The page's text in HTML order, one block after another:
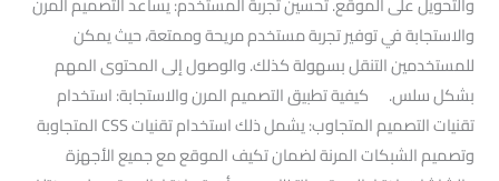
والاستجابة في توفير تجربة مستخدم مريحة وممتعة، حيث يمكن
للمستخدمين التنقل بسهولة كذلك. والوصول إلى المحتوى المهم
بشكل سلس. كيفية تطبيق التصميم المرن والاستجابة: استخدام
تقنيات التصميم المتجاوب: يشمل ذلك استخدام تقنيات CSS المتجاوبة
وتصميم الشبكات المرنة لضمان تكيف الموقع مع جميع الأجهزة